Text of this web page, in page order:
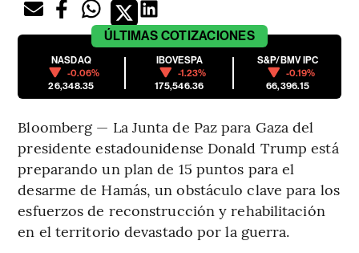
ÚLTIMAS COTIZACIONES
NASDAQ
-0.06%
26,348.35
IBOVESPA
-1.23%
175,546.36
S&P/BMV IPC
-0.19%
66,396.15
Bloomberg — La Junta de Paz para Gaza del
presidente estadounidense Donald Trump está
preparando un plan de 15 puntos para el
desarme de Hamás, un obstáculo clave para los
esfuerzos de reconstrucción y rehabilitación
en el territorio devastado por la guerra.